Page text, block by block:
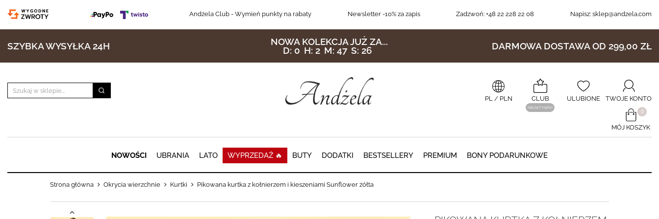
Andżela Club- Wymień punkty na rabaty Newsletter-10% za zapis Zadzwoń: +48 22 228 22 08 Napisz: sklep@andzela.com
SZYBKA WYSYŁKA 24H
NOWA KOLEKCJA JUŻ ZA...
D: 0 H: 2 M: 47 S: 24 DARMOWA DOSTAWA OD 299,00 ZŁ
PL/ PLN CLUB
NIEAKTYWNY
ULUBIONE TWOJE KONTO
​0
MÓJ KOSZYK
NOWOŚCI UBRANIA LATO WYPRZEDAŻ 🔥 BUTY DODATKI BESTSELLERY PREMIUM BONY PODARUNKOWE
Strona główna Okrycia wierzchnie Kurtki Pikowana kurtka z kołnierzem i kieszeniami Sunflower żółta